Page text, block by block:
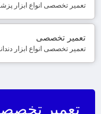
تعمیر تخصصی انواع ابزار
تعمیر تخصصی
تعمیر تخصصی انواع ابزار
تعمیر